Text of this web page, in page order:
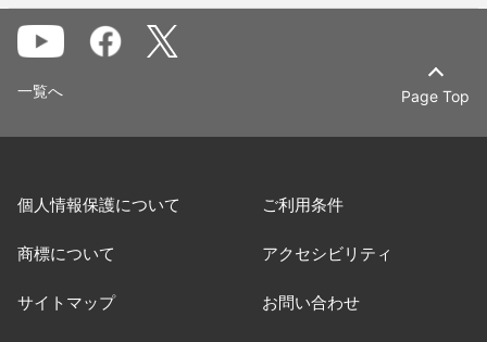
Page Top
一覧へ
個人情報保護について ご利用条件
商標について アクセシビリティ
サイトマップ お問い合わせ